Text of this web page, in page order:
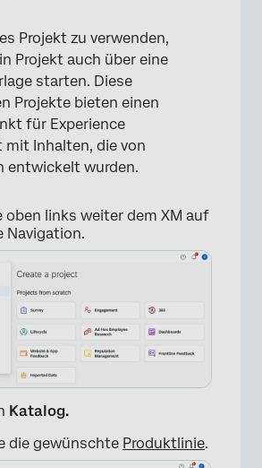
Projekt zu verwenden,
Projekt auch über eine
starten. Diese
Projekte bieten einen
für Experience
mit Inhalten, die von
entwickelt wurden.
oben links weiter dem XM auf
Navigation.
Katalog.
die gewünschte Produktlinie.